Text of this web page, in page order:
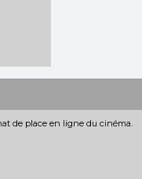
de place en ligne du cinéma.